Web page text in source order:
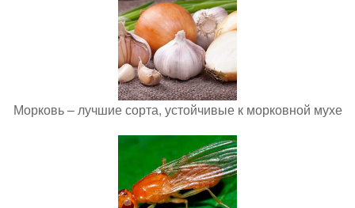
Морковь – лучшие сорта, устойчивые к морковной мухе